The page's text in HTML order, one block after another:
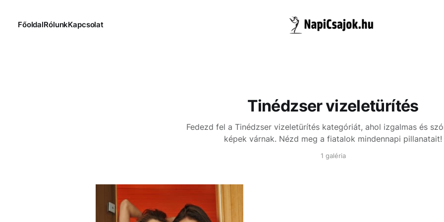
FőoldalRólunkKapcsolat
Tinédzser vizeletürítés
Fedezd fel a Tinédzser vizeletürítés kategóriát, ahol izgalmas és
képek várnak. Nézd meg a fiatalok mindennapi pillanatait!
1 galéria